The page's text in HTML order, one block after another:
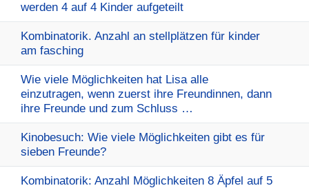
werden 4 auf 4 Kinder aufgeteilt
Kombinatorik. Anzahl an stellplätzen für kinder
am fasching
Wie viele Möglichkeiten hat Lisa alle
einzutragen, wenn zuerst ihre Freundinnen, dann
ihre Freunde und zum Schluss …
Kinobesuch: Wie viele Möglichkeiten gibt es für
sieben Freunde?
Kombinatorik: Anzahl Möglichkeiten 8 Äpfel auf 5